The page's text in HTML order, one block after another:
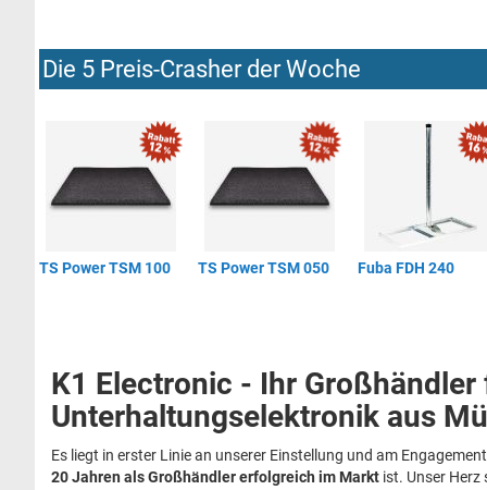
Die 5 Preis-Crasher der Woche
TS Power TSM 100 TS Power TSM 050 Fuba FDH 240
K1 Electronic - Ihr Großhändler
Unterhaltungselektronik aus
Es liegt in erster Linie an unserer Einstellung und am
20 Jahren als Großhändler erfolgreich im Marktist. Unser Herz